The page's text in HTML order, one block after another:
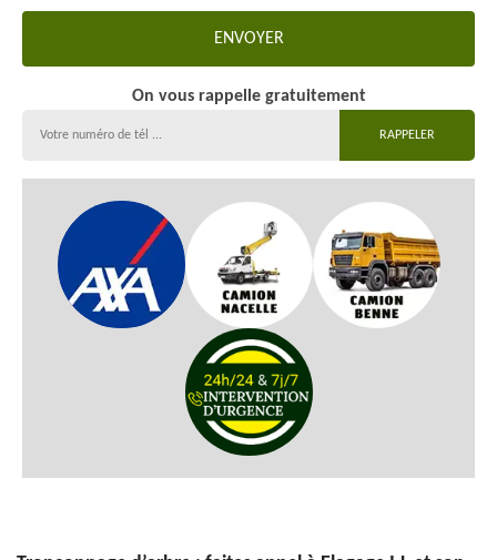
On vous rappelle gratuitement